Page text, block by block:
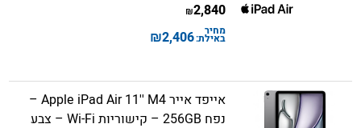
2,840
₪
מחיר
באילת:2,406
₪
אייפד אייר Apple iPad Air 11'' M4 –
נפח 256GB – קישוריות Wi-Fi – צבע